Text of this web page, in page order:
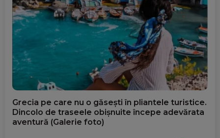
Grecia pe care nu o găsești în pliantele turistice.
Dincolo de traseele obișnuite începe adevărata
aventură (Galerie foto)